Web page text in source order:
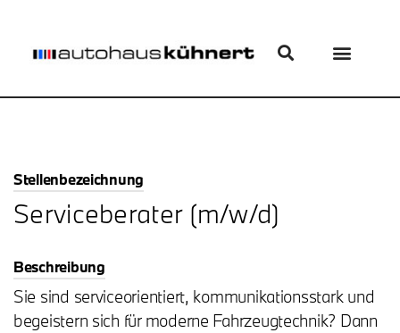
Stellenbezeichnung
Serviceberater (m/w/d)
Beschreibung
Sie sind serviceorientiert, kommunikationsstark und
begeistern sich für moderne Fahrzeugtechnik? Dann